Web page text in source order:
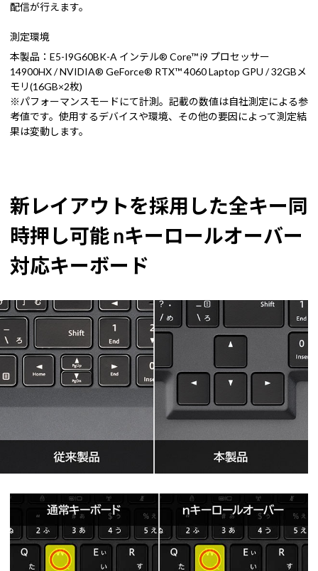
配信が行えます。
測定環境
本製品：E5-I9G60BK-A インテル® Core™ i9 プロセッサー
14900HX / NVIDIA® GeForce® RTX™ 4060 Laptop GPU / 32GBメ
モリ(16GB×2枚)
※パフォーマンスモードにて計測。記載の数値は自社測定による参
考値です。使用するデバイスや環境、その他の要因によって測定結
果は変動します。
新レイアウトを採用した全キー同
時押し可能 nキーロールオーバー
対応キーボード